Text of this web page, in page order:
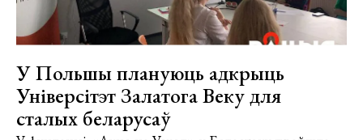
У Польшы плануюць адкрыць
Універсітэт Залатога Веку для
сталых беларусаў